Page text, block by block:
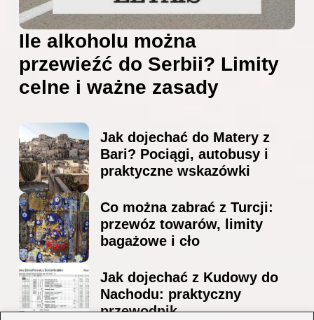
Ile alkoholu można
przewieźć do Serbii? Limity
celne i ważne zasady
Jak dojechać do Matery z
Bari? Pociągi, autobusy i
praktyczne wskazówki
Co można zabrać z Turcji:
przewóz towarów, limity
bagażowe i cło
Jak dojechać z Kudowy do
Nachodu: praktyczny
przewodnik